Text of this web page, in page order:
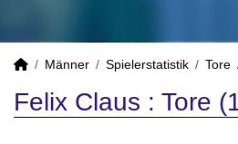
Männer Spielerstatistik Tore
Felix Claus : Tore